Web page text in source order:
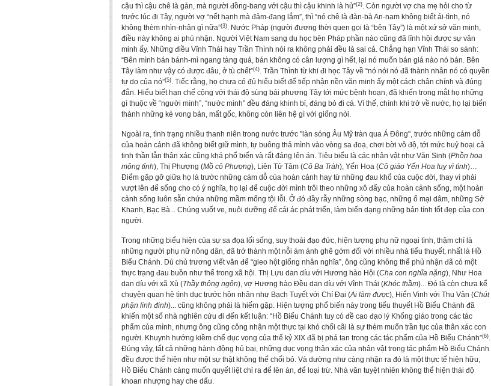
cậu thì cậu chê là gàn, mà người đồng-bang với cậu thì cậu khinh là hủ”(2). Còn người vợ cha mẹ hỏi cho từ
trước lúc đi Tây, người vợ “nết hạnh mà đảm-đang lắm”, thì “nó chê là đàn-bà An-nam không biết ái-tình, nó
không thèm nhìn-nhận gì nữa”(3). Nước Pháp (người đương thời quen gọi là “bên Tây”) là một xứ sở văn minh,
điều này không ai phủ nhận. Người Việt Nam sang du học bên Pháp phần nào cũng đã lĩnh hội được sự văn
minh ấy. Những điều Vĩnh Thái hay Trần Thình nói ra không phải đều là sai cả. Chẳng hạn Vĩnh Thái so sánh:
“Bên mình bán bánh-mì ngang tàng quá, bán không có cân lượng gì hết, lại nó muốn bán giá nào nó bán. Bên
Tây làm như vậy có được đâu, ở tù chết”(4). Trần Thình từ khi đi học Tây về “nó nói nó đã thành nhân nó có quyền
tự do của nó”(5). Tiếc rằng, họ chưa có đủ hiểu biết để tiếp nhận nền văn minh ấy một cách chân chính và đúng
đắn. Hiểu biết hạn chế cộng với thái độ sùng bái phương Tây tới mức bệnh hoạn, đã khiến trong mắt họ những
gì thuộc về “người mình”, “nước mình” đều đáng khinh bỉ, đáng bỏ đi cả. Vì thế, chính khi trở về nước, họ lại biến
thành những kẻ vong bản, mất gốc, không còn liên hệ gì với giống nòi.
Ngoài ra, tình trạng nhiều thanh niên trong nước trước "làn sóng Âu Mỹ tràn qua Á Đông", trước những cám dỗ
của hoàn cảnh đã không biết giữ mình, tự buông thả mình vào vòng sa đoạ, chơi bời vô độ, tới mức huỷ hoại cả
tinh thần lẫn thân xác cũng khá phổ biến và rất đáng lên án. Tiêu biểu là các nhân vật như Văn Sinh (Phồn hoa
mộng tỉnh), Thị Phượng (Mồ cô Phượng), Liên Tử Tâm (Cô Ba Tràh), Yến Hoa (Cô giáo Yến Hoa luỵ vì tình)…
Điểm gặp gỡ giữa họ là trước những cám dỗ của hoàn cảnh hay từ những đau khổ của cuộc đời, thay vì phải
vượt lên để sống cho có ý nghĩa, họ lại để cuộc đời mình trôi theo những xô đẩy của hoàn cảnh sống, một hoàn
cảnh sống luôn sẵn chứa những mầm mống tội lỗi. Ở đó đầy rẫy những sòng bạc, những ổ mại dâm, những Sở
Khanh, Bạc Bà... Chúng vuốt ve, nuôi dưỡng để cái ác phát triển, làm biến dạng những bản tính tốt đẹp của con
người.
Trong những biểu hiện của sự sa đọa lối sống, suy thoái đạo đức, hiện tượng phụ nữ ngoại tình, thậm chí là
những người phụ nữ nông dân, đã trở thành một nỗi ám ảnh ghê gớm đối với nhiều nhà tiểu thuyết, nhất là Hồ
Biểu Chánh. Dù chủ trương viết văn để “gieo hột giống nhân nghĩa”, ông cũng không thể phủ nhận đã có một
thực trạng đau buồn như thế trong xã hội. Thị Lựu dan díu với Hương hào Hội (Cha con nghĩa nặng), Như Hoa
dan díu với xã Xù (Thầy thông ngôn), vợ Hương hào Đều dan díu với Vĩnh Thái (Khóc thầm)... Đó là còn chưa kể
chuyện quan hệ tình dục trước hôn nhân như Bạch Tuyết với Chí Đại (Ai làm được), Hiển Vinh với Thu Vân (Chút
phận linh đinh)... cũng không phải là hiếm gặp. Hiện tượng phổ biến này trong tiểu thuyết Hồ Biểu Chánh đã
khiến một số nhà nghiên cứu đi đến kết luận: “Hồ Biểu Chánh tuy có đề cao đạo lý Khổng giáo trong các tác
phẩm của mình, nhưng ông cũng công nhận một thực tại khó chối cãi là sự thèm muốn trần tục của thân xác con
người. Khuynh hướng kiềm chế dục vọng của thế kỷ XIX đã bị phá tan trong các tác phẩm của Hồ Biểu Chánh”(6).
Đúng vậy, tất cả những hành động hủ bại, những dục vọng thân xác của nhân vật trong tác phẩm Hồ Biểu Chánh
đều được thể hiện như một sự thật không thể chối bỏ. Và dường như càng nhận ra đó là một thực tế hiện hữu,
Hồ Biểu Chánh càng muốn quyết liệt chỉ ra để lên án, để loại trừ. Nhà văn tuyệt nhiên không thể hiện thái độ
khoan nhượng hay che dấu.